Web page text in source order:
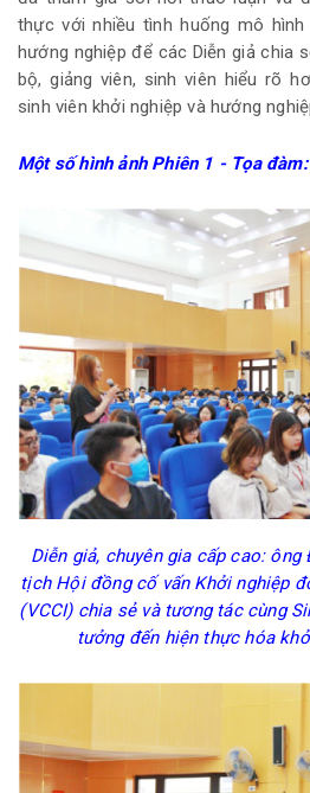
thực với nhiều tình huống mô
hướng nghiệp để các Diễn giả chia
bộ, giảng viên, sinh viên hiểu rõ
sinh viên khởi nghiệp và hướng
Một số hình ảnh Phiên 1 - Tọa đàm:
Diễn giả, chuyên gia cấp cao: ông
tịch Hội đồng cố vấn Khởi nghiệp
(VCCI) chia sẻ và tương tác cùng
tưởng đến hiện thực hóa